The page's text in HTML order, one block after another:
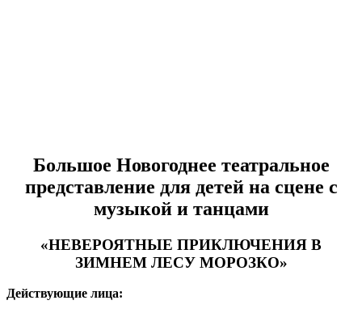
Большое Новогоднее театральное
представление для детей на сцене с
музыкой и танцами
«НЕВЕРОЯТНЫЕ ПРИКЛЮЧЕНИЯ В
ЗИМНЕМ ЛЕСУ МОРОЗКО»
Действующие лица: